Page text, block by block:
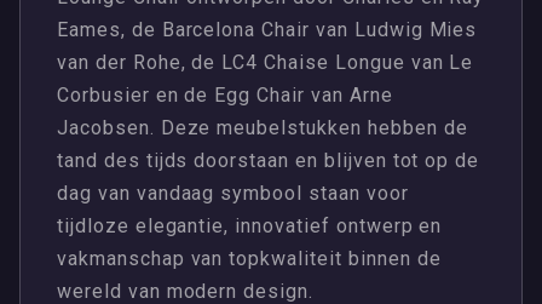
Eames, de Barcelona Chair van Ludwig Mies
van der Rohe, de LC4 Chaise Longue van Le
Corbusier en de Egg Chair van Arne
Jacobsen. Deze meubelstukken hebben de
tand des tijds doorstaan en blijven tot op de
dag van vandaag symbool staan voor
tijdloze elegantie, innovatief ontwerp en
vakmanschap van topkwaliteit binnen de
wereld van modern design.